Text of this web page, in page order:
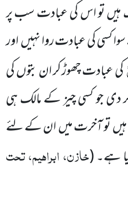
ہیں تو اس کی عبادت سب پر
کسی کی عبادت روا نہیںاور
کی عبادت چھوڑ کر ان بتوںکی
دی جو کسی چیز کے مالک ہی
تو آخرت میںان کے لئے
ہے۔(خازن، ابراہیم، تحت